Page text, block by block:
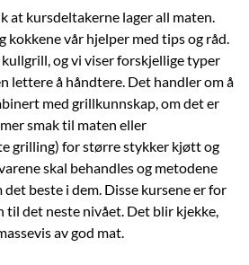
at kursdeltakerne lager all maten.
kokkene vår hjelper med tips og råd.
og vi viser forskjellige typer
lettere å håndtere. Det handler om å
med grillkunnskap, om det er
smak til maten eller
grilling) for større stykker kjøtt og
skal behandles og metodene
beste i dem. Disse kursene er for
til det neste nivået. Det blir kjekke,
av god mat.